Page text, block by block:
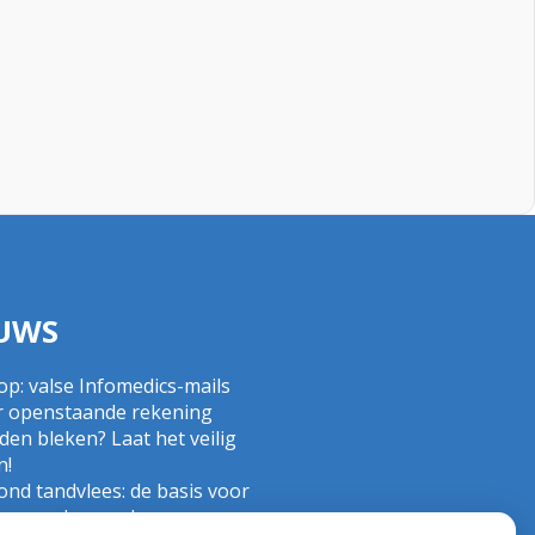
valse Infomedics-mails
openstaande rekening
bleken? Laat het veilig
tandvlees: de basis voor
mond